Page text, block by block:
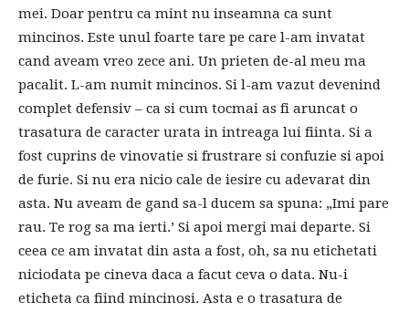
mei. Doar pentru ca mint nu inseamna ca sunt
mincinos. Este unul foarte tare pe care l-am invatat
cand aveam vreo zece ani. Un prieten de-al meu ma
pacalit. L-am numit mincinos. Si l-am vazut devenind
complet defensiv – ca si cum tocmai as fi aruncat o
trasatura de caracter urata in intreaga lui fiinta. Si a
fost cuprins de vinovatie si frustrare si confuzie si apoi
de furie. Si nu era nicio cale de iesire cu adevarat din
asta. Nu aveam de gand sa-l ducem sa spuna: „Imi pare
rau. Te rog sa ma ierti.’ Si apoi mergi mai departe. Si
ceea ce am invatat din asta a fost, oh, sa nu etichetati
niciodata pe cineva daca a facut ceva o data. Nu-i
eticheta ca fiind mincinosi. Asta e o trasatura de